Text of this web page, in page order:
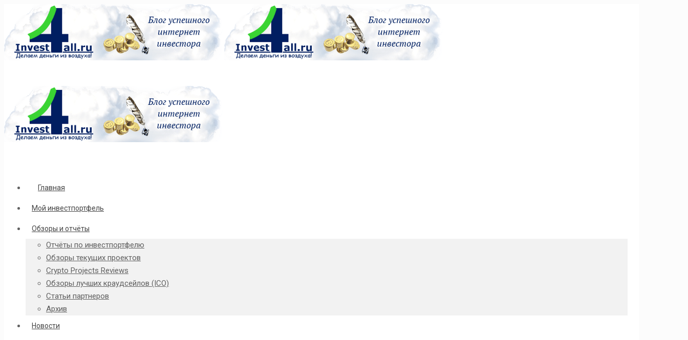
Главная
Мой инвестпортфель
Обзоры и отчёты
Отчёты по инвестпортфелю
Обзоры текущих проектов
Crypto Projects Reviews
Обзоры лучших краудсейлов (ICO)
Статьи партнеров
Архив
Новости